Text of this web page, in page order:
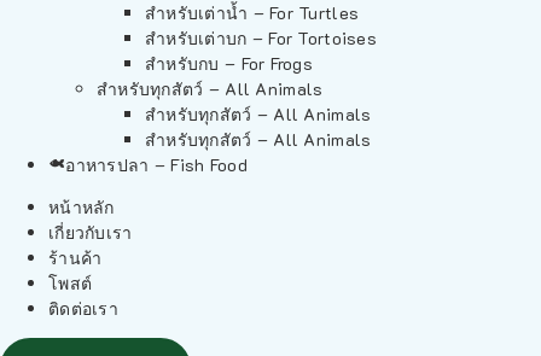
สำหรับเต่าน้ำ – For Turtles
สำหรับเต่าบก – For Tortoises
สำหรับกบ – For Frogs
สำหรับทุกสัตว์ – All Animals
สำหรับทุกสัตว์ – All Animals
สำหรับทุกสัตว์ – All Animals
อาหารปลา – Fish Food
หน้าหลัก
เกี่ยวกับเรา
ร้านค้า
โพสต์
ติดต่อเรา